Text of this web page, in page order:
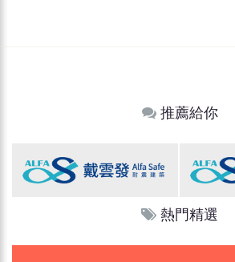
推薦給你
熱門精選